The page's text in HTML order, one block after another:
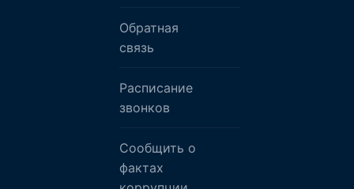
Обратная
связь
Расписание
звонков
Сообщить о
фактах